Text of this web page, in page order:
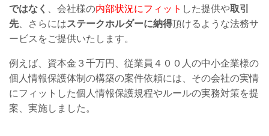
ではなく 、会社様の内部状況にフィット した提供や取引
先、さらにはステークホルダーに納得頂けるような法務サ
ービスをご提供いたします。
例えば、資本金３千万円、従業員４００人の中小企業様の
個人情報保護体制の構築の案件依頼には、その会社の実情
にフィットした個人情報保護規程やルールの実務対策を提
案、実施しました。